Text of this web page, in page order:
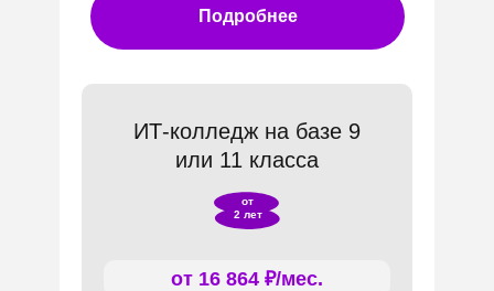
ИТ-колледж на базе 9
или 11 класса
от
2 лет
от 16 864 ₽/мес.
Подробнее